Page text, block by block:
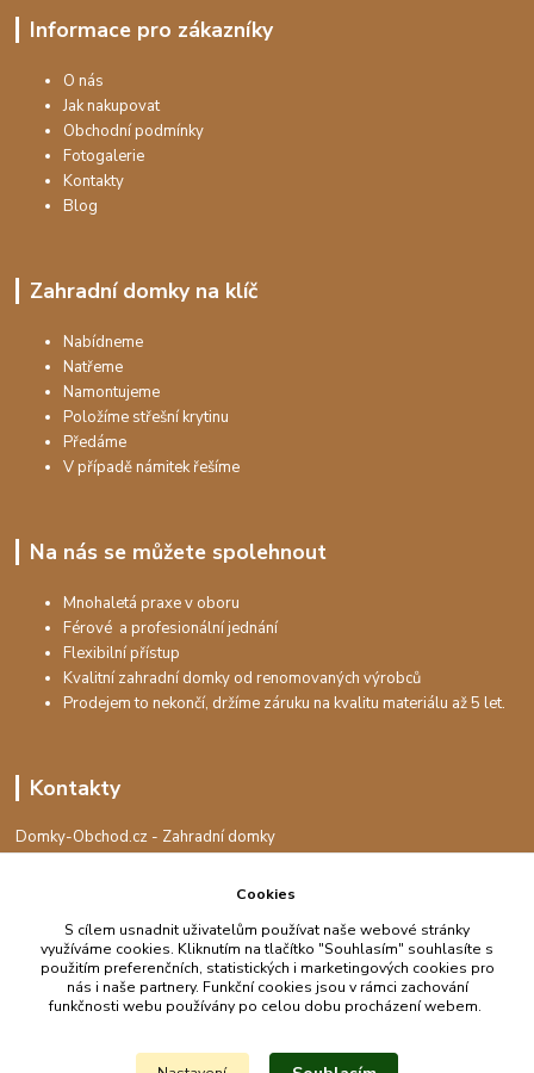
Informace pro zákazníky
O nás
Jak nakupovat
Obchodní podmínky
Fotogalerie
Kontakty
Blog
Zahradní domky na klíč
Nabídneme
Natřeme
Namontujeme
Položíme střešní krytinu
Předáme
V případě námitek řešíme
Na nás se můžete spolehnout
Mnohaletá praxe v oboru
Férové a profesionální jednání
Flexibilní přístup
Kvalitní zahradní domky od renomovaných výrobců
Prodejem to nekončí, držíme záruku na kvalitu materiálu až 5 let.
Kontakty
Domky-Obchod.cz - Zahradní domky
+420 730 501 925
info@domky-obchod.cz
Upravit sběr cookies.
Cookies
S cílem usnadnit uživatelům používat naše webové stránky
využíváme cookies. Kliknutím na tlačítko "Souhlasím" souhlasíte s
použitím preferenčních, statistických i marketingových cookies pro
nás i naše partnery. Funkční cookies jsou v rámci zachování
funkčnosti webu používány po celou dobu procházení webem.